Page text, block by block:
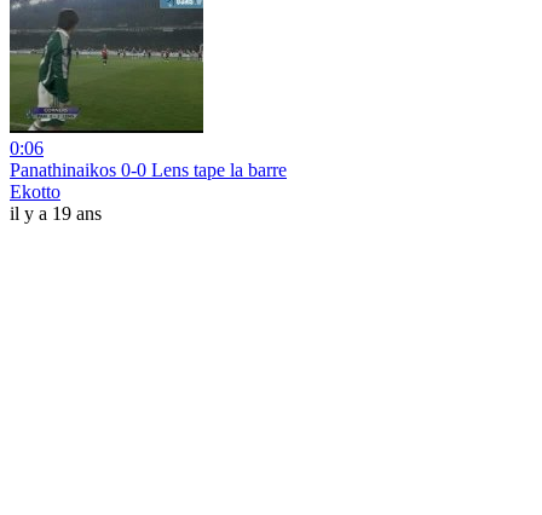
0:06
Panathinaikos 0-0 Lens tape la barre
Ekotto
il y a 19 ans